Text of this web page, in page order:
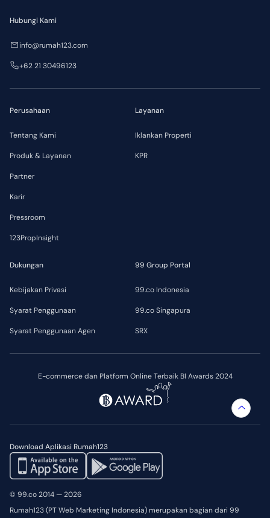
E-commerce dan Platform Online Terbaik BI Awards 2024
Download Aplikasi Rumah123
Perusahaan
Tentang Kami
Produk & Layanan
Partner
Karir
Pressroom
123PropInsight
Layanan
Iklankan Properti
KPR
Dukungan
Kebijakan Privasi
Syarat Penggunaan
Syarat Penggunaan Agen
99 Group Portal
99.co Indonesia
99.co Singapura
SRX
Hubungi Kami
info@rumah123.com
+62 21 30496123
© 99.co 2014 — 2026
Rumah123 (PT Web Marketing Indonesia) merupakan bagian dari 99